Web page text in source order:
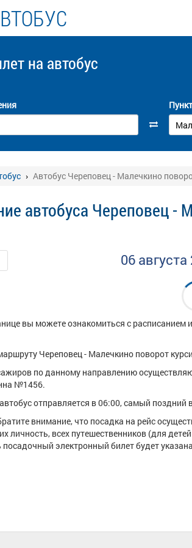
на автобус
Автобус Череповец - Малечкино
автобуса Череповец -
06 августа
вы можете ознакомиться с расписанием
Череповец - Малечкино поворот
по данному направлению
№1456.
отправляется в 06:00, самый поздний
внимание, что посадка на рейс
личность, всех путешественников (для
посадочный электронный билет будет